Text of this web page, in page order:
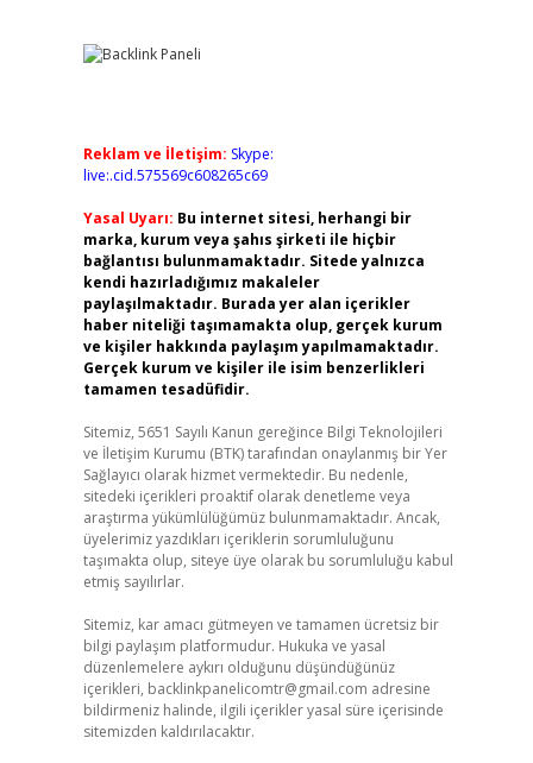
Reklam ve İletişim: Skype:
live:.cid.575569c608265c69
Yasal Uyarı: Bu internet sitesi, herhangi bir
marka, kurum veya şahıs şirketi ile hiçbir
bağlantısı bulunmamaktadır. Sitede yalnızca
kendi hazırladığımız makaleler
paylaşılmaktadır. Burada yer alan içerikler
haber niteliği taşımamakta olup, gerçek kurum
ve kişiler hakkında paylaşım yapılmamaktadır.
Gerçek kurum ve kişiler ile isim benzerlikleri
tamamen tesadüfidir.
Sitemiz, 5651 Sayılı Kanun gereğince Bilgi Teknolojileri
ve İletişim Kurumu (BTK) tarafından onaylanmış bir Yer
Sağlayıcı olarak hizmet vermektedir. Bu nedenle,
sitedeki içerikleri proaktif olarak denetleme veya
araştırma yükümlülüğümüz bulunmamaktadır. Ancak,
üyelerimiz yazdıkları içeriklerin sorumluluğunu
taşımakta olup, siteye üye olarak bu sorumluluğu kabul
etmiş sayılırlar.
Sitemiz, kar amacı gütmeyen ve tamamen ücretsiz bir
bilgi paylaşım platformudur. Hukuka ve yasal
düzenlemelere aykırı olduğunu düşündüğünüz
içerikleri, backlinkpanelicomtr@gmail.com adresine
bildirmeniz halinde, ilgili içerikler yasal süre içerisinde
sitemizden kaldırılacaktır.